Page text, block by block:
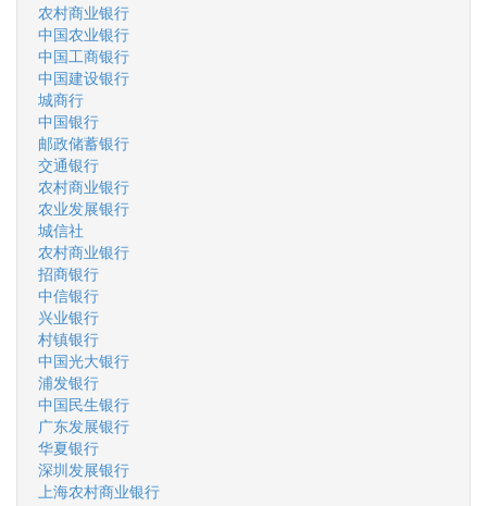
农村商业银行
中国农业银行
中国工商银行
中国建设银行
城商行
中国银行
邮政储蓄银行
交通银行
农村商业银行
农业发展银行
城信社
农村商业银行
招商银行
中信银行
兴业银行
村镇银行
中国光大银行
浦发银行
中国民生银行
广东发展银行
华夏银行
深圳发展银行
上海农村商业银行